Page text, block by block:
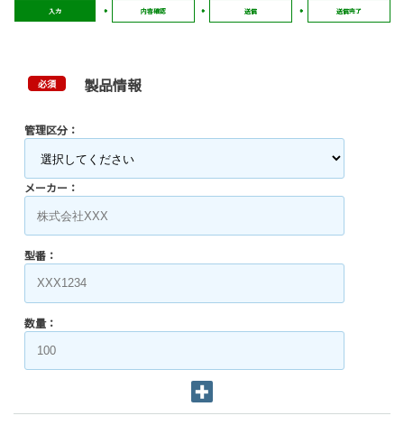
入力 内容確認 送信 送信完了
必須 製品情報
管理区分：
メーカー：
型番：
数量：